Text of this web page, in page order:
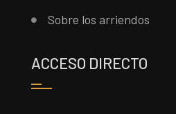
Sobre los arriendos
ACCESO DIRECTO